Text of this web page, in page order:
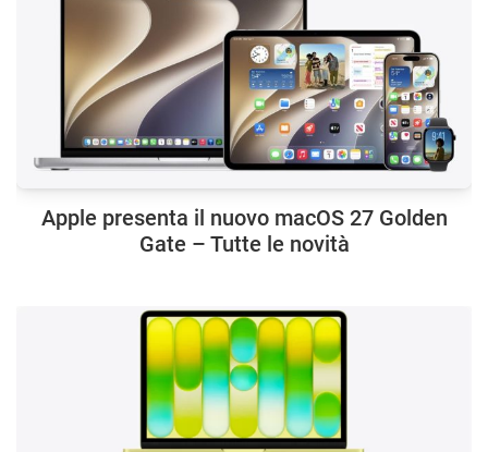
Apple presenta il nuovo macOS 27 Golden
Gate – Tutte le novità